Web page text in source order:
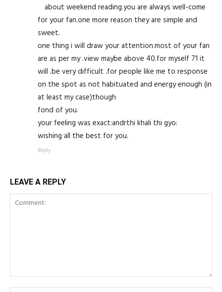
about weekend reading.you are always well-come
for your fan.one more reason they are simple and
sweet.
one thing i will draw your attention.most of your fan
are as per my .view maybe above 40.for myself 71 it
will .be very difficult .for people like me to response
on the spot as not habituated and energy enough (in
at least my case)though
fond of you.
your feeling was exact:andrthi khali thi gyo:
wishing all the best for you.
Reply
LEAVE A REPLY